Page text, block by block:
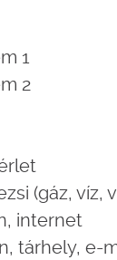
1
2
(gáz, víz,
internet
tárhely, e-